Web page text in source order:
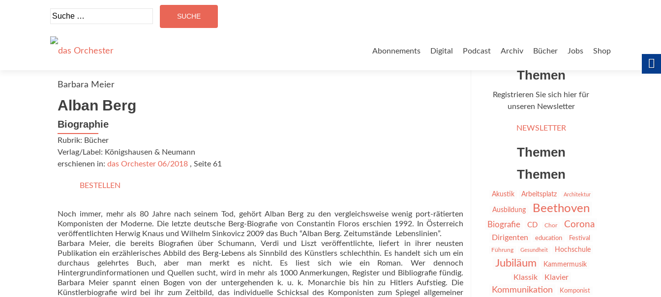
Suche
nach:
Inhalt
Abonnements Digital Podcast Archiv Bücher Jobs Shop
Barbara Meier
Alban Berg
Biographie
Rubrik: Bücher
Verlag/Label: Königshausen & Neumann
erschienen in: das Orchester 06/2018 , Seite 61
BESTELLEN
Noch immer, mehr als 80 Jahre nach seinem Tod, gehört Alban Berg zu den vergleichsweise wenig port-rätierten
Komponisten der Moderne. Die letzte deutsche Berg-Biografie von Constantin Floros erschien 1992. In Österreich
veröffentlichten Herwig Knaus und Wilhelm Sinkovicz 2009 das Buch “Alban Berg. Zeitumstände  Lebenslinien”.
Barbara Meier, die bereits Biografien über Schumann, Verdi und Liszt veröffentlichte, liefert in ihrer neusten
Publikation ein erzählerisches Abbild des Berg-Lebens als Sinnbild des Künstlers schlechthin. Es handelt sich um ein
durchaus gelehrtes Buch, aber man merkt es nicht. Es liest sich wie ein Roman. Wer dennoch
Hintergrundinformationen und Quellen sucht, wird in mehr als 1000 Anmerkungen, Register und Bibliografie fündig.
Barbara Meier spannt einen Bogen von der untergehenden k. u. k. Monarchie bis hin zu Hitlers Aufstieg. Die
Künstlerbiografie wird bei ihr zum Zeitbild, das individuelle Schicksal des Komponisten zum Spiegel allgemeiner
Themen
Registrieren Sie sich hier für
unseren Newsletter
NEWSLETTER
Themen
Themen
Akustik Arbeitsplatz Architektur
Ausbildung Beethoven
Biografie CD Chor Corona
Dirigenten education
Festival
Führung
Gesundheit Hochschule
Jubiläum Kammermusik
Klassik Klavier
Kommunikation Komponist